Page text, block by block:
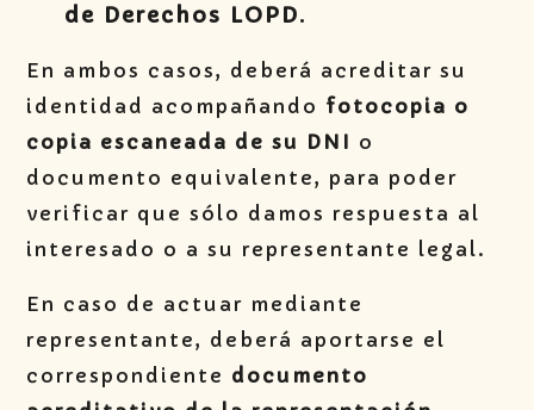
de Derechos LOPD.
En ambos casos, deberá acreditar su
identidad acompañando fotocopia o
copia escaneada de su DNI o
documento equivalente, para poder
verificar que sólo damos respuesta al
interesado o a su representante legal.
En caso de actuar mediante
representante, deberá aportarse el
correspondiente documento